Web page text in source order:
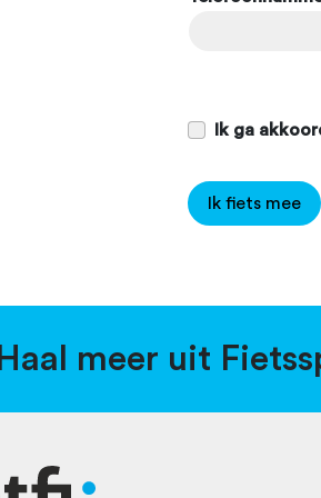
Ik ga
Ik fiets mee
Haal meer uit